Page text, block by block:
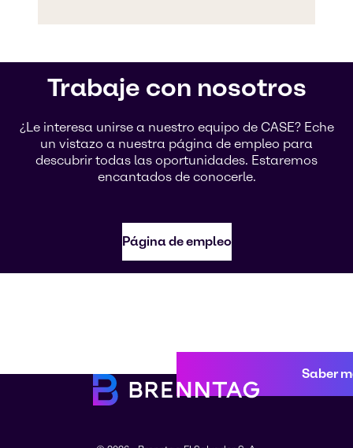
Trabaje con nosotros
¿Le interesa unirse a nuestro equipo de CASE? Eche
un vistazo a nuestra página de empleo para
descubrir todas las oportunidades. Estaremos
encantados de conocerle.
Página de empleo
Saber